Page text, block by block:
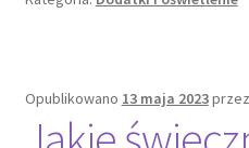
–
wystrój
bez
Opublikowano 13 maja 2023przez